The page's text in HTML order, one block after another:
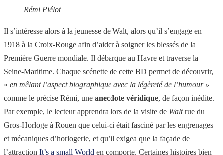
Rémi Piélot
Il s’intéresse alors à la jeunesse de Walt, alors qu’il s’engage en
1918 à la Croix-Rouge afin d’aider à soigner les blessés de la
Première Guerre mondiale. Il débarque au Havre et traverse la
Seine-Maritime. Chaque scénette de cette BD permet de découvrir,
« en mêlant l’aspect biographique avec la légèreté de l’humour »
comme le précise Rémi, une anecdote véridique, de façon inédite.
Par exemple, le lecteur apprendra lors de la visite de Waltrue du
Gros-Horloge à Rouen que celui-ci était fasciné par les engrenages
et mécaniques d’horlogerie, et qu’il exigea que la façade de
l’attraction It’s a small World en comporte. Certaines histoires bien